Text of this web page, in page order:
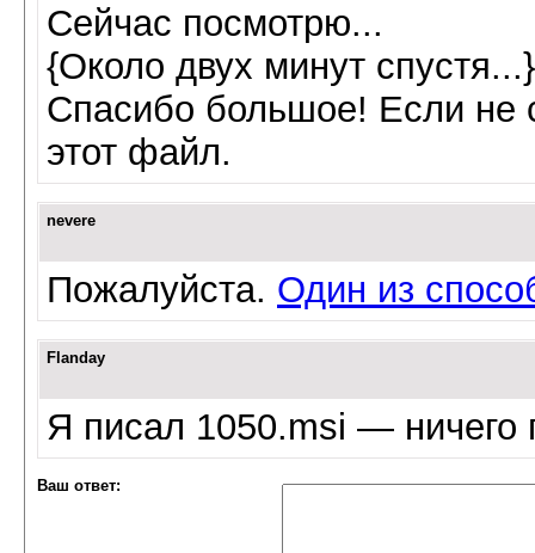
Сейчас посмотрю...
{Около двух минут спустя...}
Спасибо большое! Если не
этот файл.
nevere
Пожалуйста. Один из
Flanday
Я писал 1050.msi —
Ваш ответ: